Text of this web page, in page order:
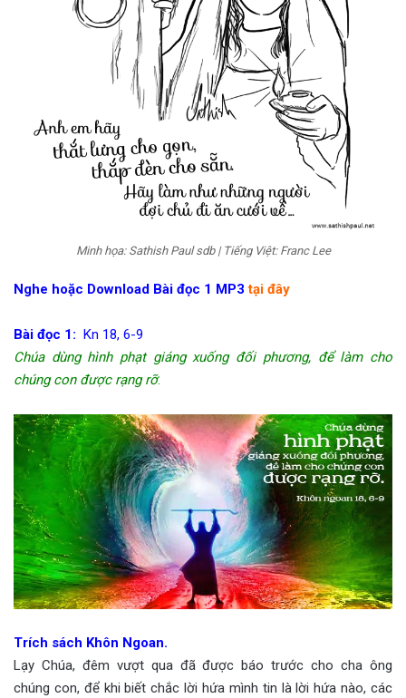
Minh họa: Sathish Paul sdb | Tiếng Việt: Franc Lee
Nghe hoặc Download Bài đọc 1 MP3tại đây
Bài đọc 1: Kn 18, 6-9
Chúa dùng hình phạt giáng xuống đối phương, để làm cho
chúng con được rạng rỡ.
Trích sách Khôn Ngoan.
Lạy Chúa, đêm vượt qua đã được báo trước cho cha ông
chúng con, để khi biết chắc lời hứa mình tin là lời hứa nào, các